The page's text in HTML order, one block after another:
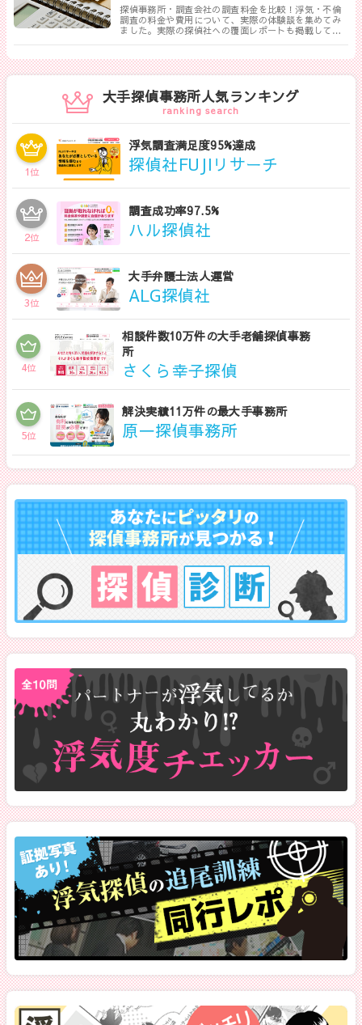
探偵事務所・調査会社の調査料金を比較！浮気・不倫
調査の料金や費用について、実際の体験談を集めてみ
ました。実際の探偵社への覆面レポートも掲載してい
大手探偵事務所人気ランキング
ranking search
1位
浮気調査満足度95%達成
探偵社FUJIリサーチ
2位
調査成功率97.5%
ハル探偵社
3位
大手弁護士法人運営
ALG探偵社
4位
相談件数10万件の大手老舗探偵事務
所
さくら幸子探偵
5位
解決実績11万件の最大手事務所
原一探偵事務所